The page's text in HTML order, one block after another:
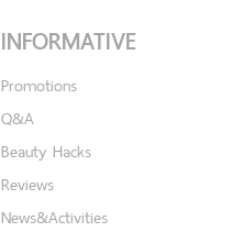
INFORMATIVE
Promotions
Q&A
Beauty Hacks
Reviews
News&Activities